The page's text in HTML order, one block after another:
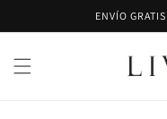
directamente
al contenido
ENVÍO